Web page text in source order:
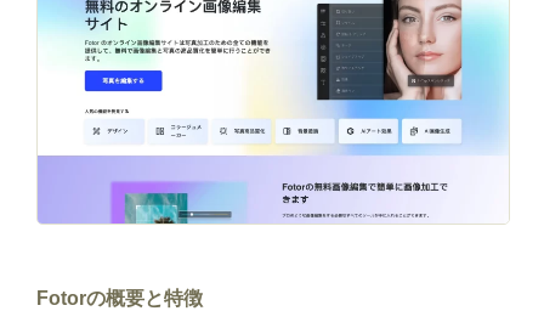
Fotorの概要と特徴